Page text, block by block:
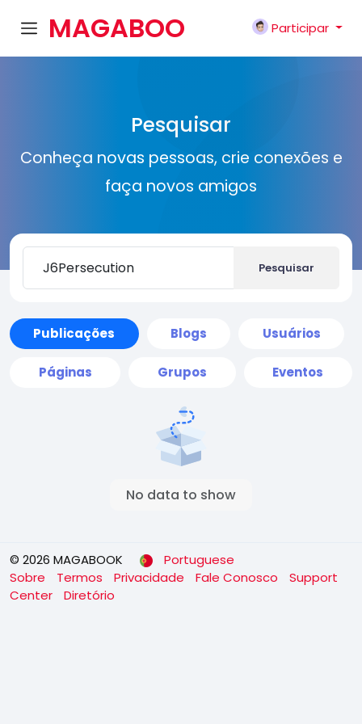
MAGABOO
Participar
Pesquisar
Conheça novas pessoas, crie conexões e
faça novos amigos
Pesquisar
Publicações Blogs Usuários
Páginas Grupos Eventos
No data to show
© 2026 MAGABOOK
Portuguese
Sobre
Termos Privacidade Fale Conosco
Support
Center
Diretório